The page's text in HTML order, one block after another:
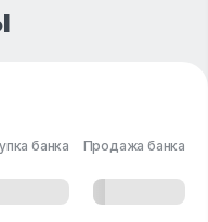
банка Продажа банка